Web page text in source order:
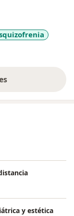
y estética